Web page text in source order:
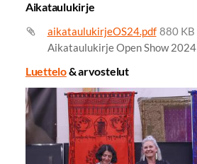
Aikataulukirje
aikataulukirjeOS24.pdf 880 KB
Aikataulukirje Open Show 2024
Luettelo& arvostelut